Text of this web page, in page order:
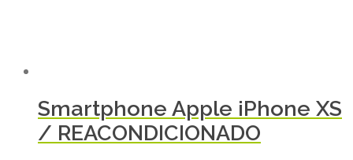
Smartphone Apple iPhone XS
/ REACONDICIONADO